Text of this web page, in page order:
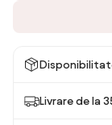
Livrare de la